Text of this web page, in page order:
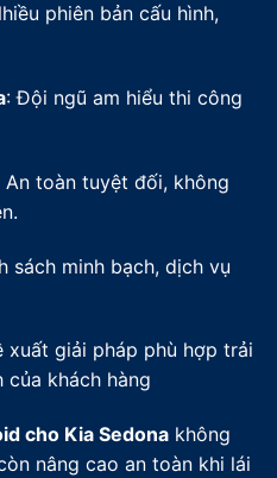
phiên bản cấu hình,
: Đội ngũ am hiểu thi công
An toàn tuyệt đối, không
sách minh bạch, dịch vụ
xuất giải pháp phù hợp trải
của khách hàng
cho Kia Sedona không
nâng cao an toàn khi lái